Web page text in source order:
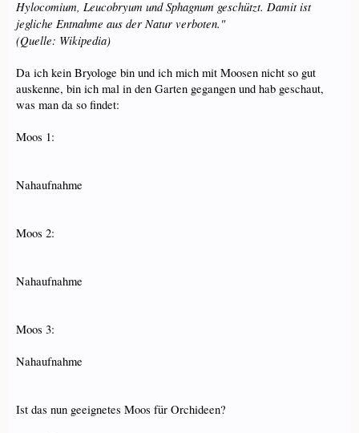
Hylocomium, Leucobryum und Sphagnum geschützt. Damit ist
jegliche Entnahme aus der Natur verboten."
(Quelle: Wikipedia)
Da ich kein Bryologe bin und ich mich mit Moosen nicht so gut
auskenne, bin ich mal in den Garten gegangen und hab geschaut,
was man da so findet:
Moos 1:
Nahaufnahme
Moos 2:
Nahaufnahme
Moos 3:
Nahaufnahme
Ist das nun geeignetes Moos für Orchideen?